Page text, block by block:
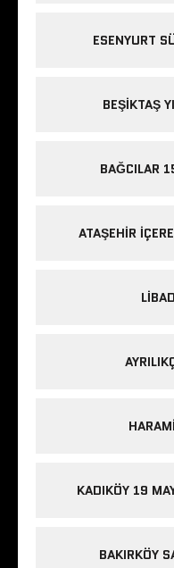
ESENYURT
BEŞIKTAŞ
BAĞCILAR
ATAŞEHIR
KADIKÖY 19
BAKIRKÖY